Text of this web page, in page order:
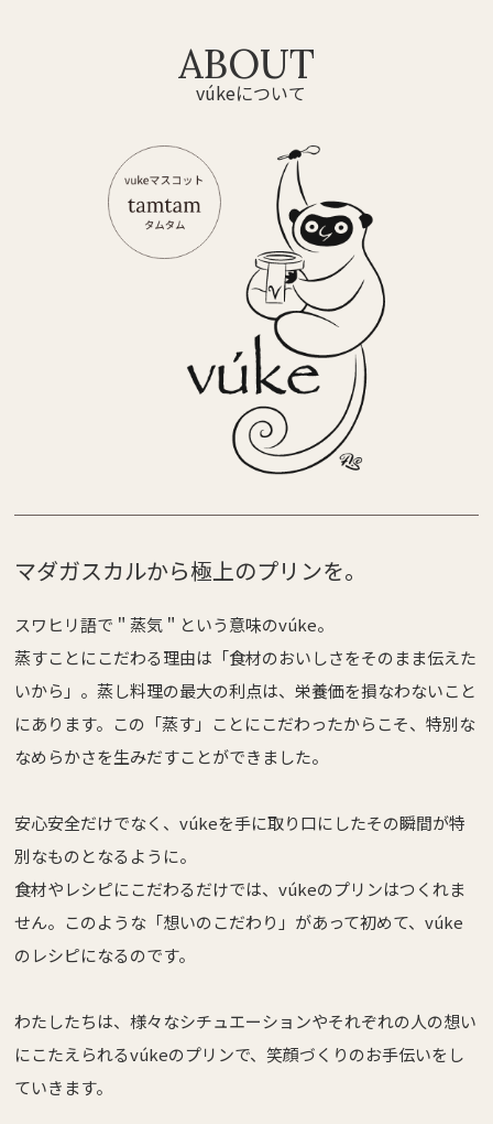
ABOUT
vúkeについて
マダガスカルから極上のプリンを。
スワヒリ語で＂蒸気＂という意味のvúke。
蒸すことにこだわる理由は「食材のおいしさをそのまま伝えた
いから」。蒸し料理の最大の利点は、栄養価を損なわないこと
にあります。この「蒸す」ことにこだわったからこそ、特別な
なめらかさを生みだすことができました。
安心安全だけでなく、vúkeを手に取り口にしたその瞬間が特
別なものとなるように。
食材やレシピにこだわるだけでは、vúkeのプリンはつくれま
せん。このような「想いのこだわり」があって初めて、vúke
のレシピになるのです。
わたしたちは、様々なシチュエーションやそれぞれの人の想い
にこたえられるvúkeのプリンで、笑顔づくりのお手伝いをし
ていきます。